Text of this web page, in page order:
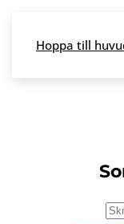
Skip to main
Hoppa till